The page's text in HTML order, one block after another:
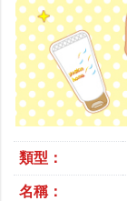
類型：
名稱：